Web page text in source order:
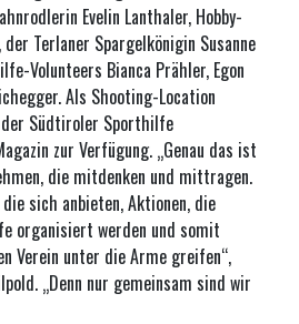
Evelin Lanthaler, Hobby-
Terlaner Spargelkönigin Susanne
Volunteers Bianca Prähler, Egon
Als Shooting-Location
Südtiroler Sporthilfe
zur Verfügung. „Genau das ist
die mitdenken und mittragen.
sich anbieten, Aktionen, die
organisiert werden und somit
Verein unter die Arme greifen“,
„Denn nur gemeinsam sind wir